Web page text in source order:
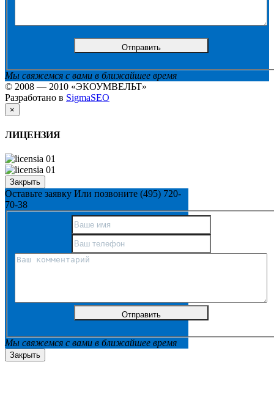
Мы свяжемся с вами в ближайшее время
© 2008 — 2010 «ЭКОУМВЕЛЬТ»
Разработано в SigmaSEO
×
ЛИЦЕНЗИЯ
Закрыть
Оставьте заявку Или позвоните (495) 720-
70-38
Мы свяжемся с вами в ближайшее время
Закрыть